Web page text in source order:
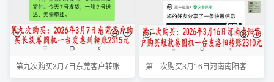
第九次购买3月7日东莞客户转账2315元 第二次购买3月16日河南南阳客户转账2310元